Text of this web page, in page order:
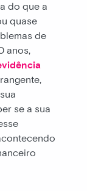
do que a
quase
de
anos,
se a sua